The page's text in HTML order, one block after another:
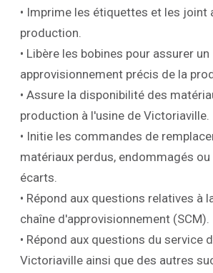
• Imprime les étiquettes et les joint
production.
• Libère les bobines pour assurer un
approvisionnement précis de la
• Assure la disponibilité des
production à l'usine de Victoriaville.
• Initie les commandes de
matériaux perdus, endommagés
écarts.
• Répond aux questions relatives à
chaîne d'approvisionnement (SCM).
• Répond aux questions du service
Victoriaville ainsi que des autres